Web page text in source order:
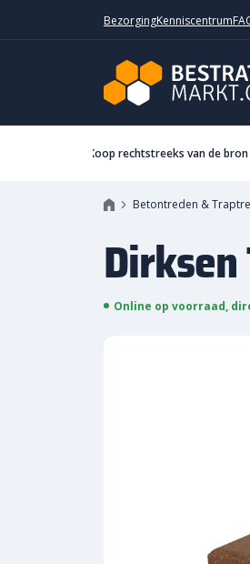
BezorgingKenniscentrum
Koop rechtstreeks van de bron
Betontreden &
Online op voorraad,
Dirksen